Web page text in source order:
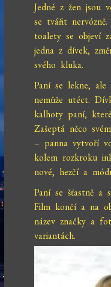
Jedné z žen jsou
se tvářit
toalety se objeví
jedna z dívek,
svého kluka.
Paní se lekne,
nemůže utéct.
kalhoty paní,
Zašeptá něco
– panna vytvoří
kolem rozkroku
nové, hezčí a
Paní se šťastně a
Film končí a na
název značky a
variantách.